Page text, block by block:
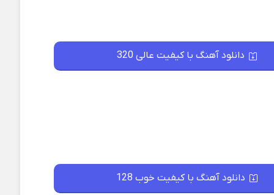
دانلود آهنگ با کیفیت عالی 320
دانلود آهنگ با کیفیت خوب 128